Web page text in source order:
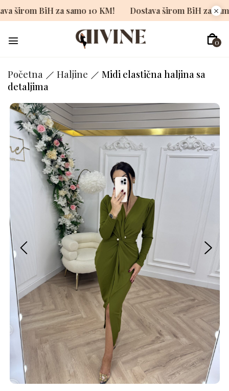
Dostava širom BiH za samo 10 KM! Dostava širom BiH
0
Početna Haljine
Midi elastična haljina sa
detaljima